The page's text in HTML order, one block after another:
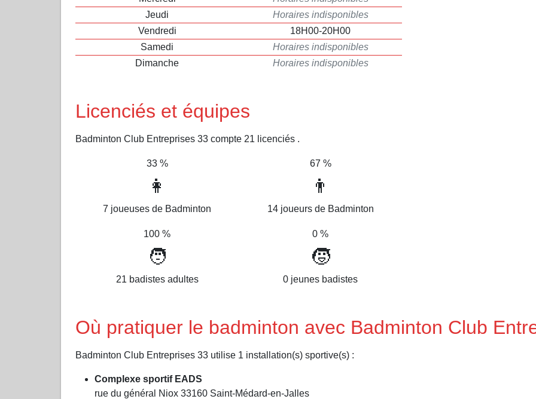
Jeudi
Horaires indisponibles
Vendredi
18H00-20H00
Samedi
Horaires indisponibles
Dimanche
Horaires indisponibles
Licenciés et équipes
Badminton Club Entreprises 33 compte 21 licenciés .
33 % 67 %
👩 👨
7 joueuses de Badminton 14 joueurs de Badminton
100 % 0 %
🧑 🧒
21 badistes adultes 0 jeunes badistes
Où pratiquer le badminton avec Badminton Club
Badminton Club Entreprises 33 utilise 1 installation(s) sportive(s) :
Complexe sportif EADS
rue du général Niox 33160 Saint-Médard-en-Jalles